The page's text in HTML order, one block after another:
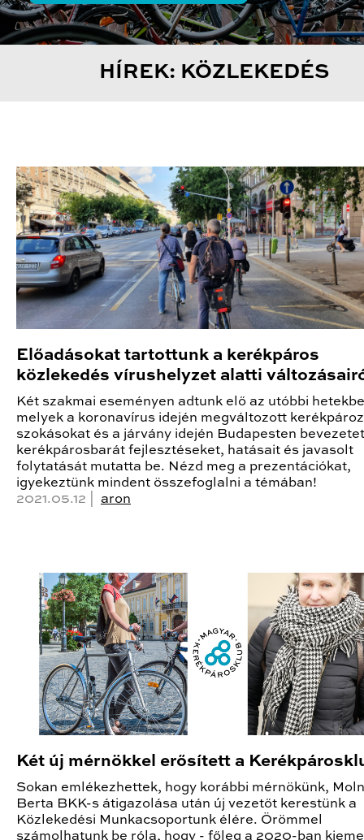
HÍREK: KÖZLEKEDÉS
Előadásokat tartottunk a kerékpáros
közlekedés vírushelyzet alatti
Két szakmai eseményen adtunk elő az utóbbi
melyek a koronavírus idején megváltozott
szokásokat és a járvány idején Budapesten
kerékpárosbarát fejlesztéseket, hatásait és javasolt
folytatását mutatta be. Nézd meg a prezentációkat,
igyekeztünk mindent összefoglalni a témában!
2021.05.12 | aron
Két új mérnökkel erősített a
Sokan emlékezhettek, hogy korábbi mérnökünk,
Berta BKK-s átigazolása után új vezetőt kerestünk a
Közlekedési Munkacsoportunk élére. Örömmel
számolhatunk be róla, hogy - főleg a 2020-ban